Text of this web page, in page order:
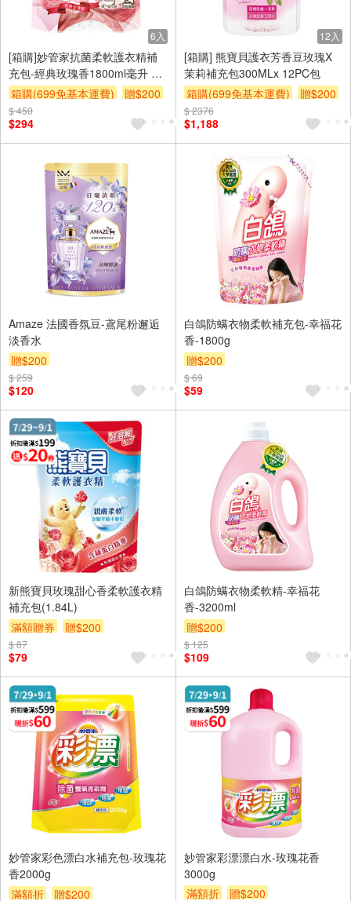
6入
[箱購]妙管家抗菌柔軟護衣精補
充包-經典玫瑰香1800ml毫升 x
6Bag包
箱購(699免基本運費) 贈$200
$ 450
$294
12入
[箱購] 熊寶貝護衣芳香豆玫瑰X
茉莉補充包300MLx 12PC包
箱購(699免基本運費)
贈$200
$ 2376
$1,188
Amaze 法國香氛豆-鳶尾粉邂逅
淡香水
贈$200
$ 259
$120
白鴿防螨衣物柔軟補充包-幸福花
香-1800g
贈$200
$ 69
$59
新熊寶貝玫瑰甜心香柔軟護衣精
補充包(1.84L)
滿額贈券
贈$200
$ 87
$79
白鴿防螨衣物柔軟精-幸福花
香-3200ml
贈$200
$ 125
$109
妙管家彩色漂白水補充包-玫瑰花
香2000g
滿額折
贈$200
妙管家彩漂漂白水-玫瑰花香
3000g
滿額折
贈$200